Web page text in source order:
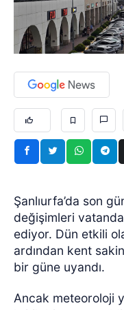
Şanlıurfa’da son
değişimleri
ediyor. Dün etkili
ardından kent
bir güne uyandı.
Ancak meteoroloji